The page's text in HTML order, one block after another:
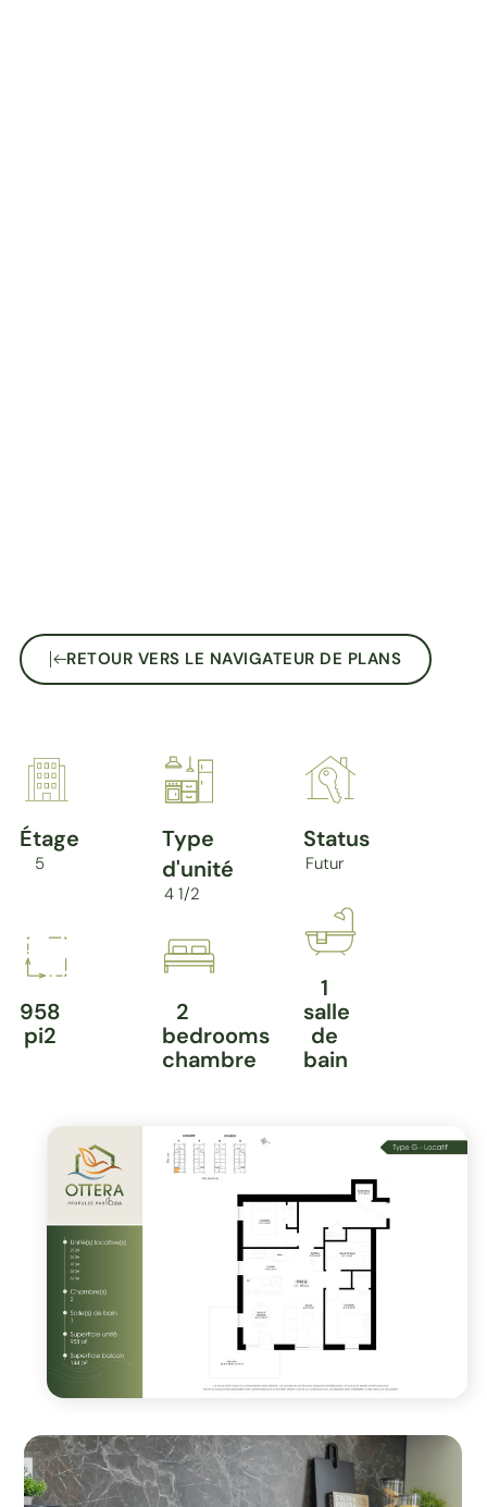
RETOUR VERS LE NAVIGATEUR DE PLANS
Étage
5
Type
d'unité
4 1/2
Status
Futur
958
pi2
2
bedrooms
chambre
1
salle
de
bain